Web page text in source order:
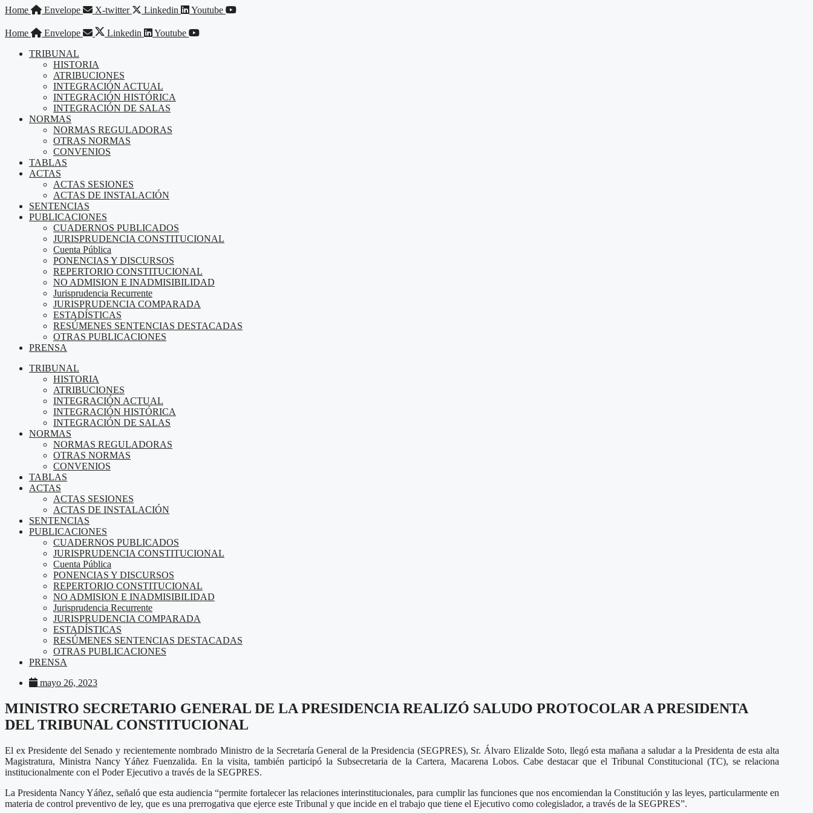
Saltar
contenido
Home Envelope X-twitter Linkedin Youtube
Home Envelope Linkedin
Youtube
TRIBUNAL
HISTORIA
ATRIBUCIONES
INTEGRACIÓN ACTUAL
INTEGRACIÓN HISTÓRICA
INTEGRACIÓN DE SALAS
NORMAS
NORMAS REGULADORAS
OTRAS NORMAS
CONVENIOS
TABLAS
ACTAS
ACTAS SESIONES
ACTAS DE INSTALACIÓN
SENTENCIAS
PUBLICACIONES
CUADERNOS PUBLICADOS
JURISPRUDENCIA CONSTITUCIONAL
Cuenta Pública
PONENCIAS Y DISCURSOS
REPERTORIO CONSTITUCIONAL
NO ADMISION E INADMISIBILIDAD
Jurisprudencia Recurrente
JURISPRUDENCIA COMPARADA
ESTADÍSTICAS
RESÚMENES SENTENCIAS DESTACADAS
OTRAS PUBLICACIONES
PRENSA
TRIBUNAL
HISTORIA
ATRIBUCIONES
INTEGRACIÓN ACTUAL
INTEGRACIÓN HISTÓRICA
INTEGRACIÓN DE SALAS
NORMAS
NORMAS REGULADORAS
OTRAS NORMAS
CONVENIOS
TABLAS
ACTAS
ACTAS SESIONES
ACTAS DE INSTALACIÓN
SENTENCIAS
PUBLICACIONES
CUADERNOS PUBLICADOS
JURISPRUDENCIA CONSTITUCIONAL
Cuenta Pública
PONENCIAS Y DISCURSOS
REPERTORIO CONSTITUCIONAL
NO ADMISION E INADMISIBILIDAD
Jurisprudencia Recurrente
JURISPRUDENCIA COMPARADA
ESTADÍSTICAS
RESÚMENES SENTENCIAS DESTACADAS
OTRAS PUBLICACIONES
PRENSA
mayo 26, 2023
MINISTRO SECRETARIO GENERAL DE LA PRESIDENCIA REALIZÓ SALUDO PROTOCOLAR A PRESIDENTA
DEL TRIBUNAL CONSTITUCIONAL
El ex Presidente del Senado y recientemente nombrado Ministro de la Secretaría General de la Presidencia (SEGPRES), Sr. Álvaro Elizalde Soto, llegó esta mañana a saludar a la Presidenta de esta alta
Magistratura, Ministra Nancy Yáñez Fuenzalida. En la visita, también participó la Subsecretaria de la Cartera, Macarena Lobos. Cabe destacar que el Tribunal Constitucional (TC), se relaciona
institucionalmente con el Poder Ejecutivo a través de la SEGPRES.
La Presidenta Nancy Yáñez, señaló que esta audiencia “permite fortalecer las relaciones interinstitucionales, para cumplir las funciones que nos encomiendan la Constitución y las leyes, particularmente en
materia de control preventivo de ley, que es una prerrogativa que ejerce este Tribunal y que incide en el trabajo que tiene el Ejecutivo como colegislador, a través de la SEGPRES”.